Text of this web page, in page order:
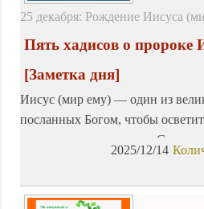
25 декабря: Рождение Иисуса
Пять хадисов о пророке
[Заметка дня]
Иисус (мир ему) — один из
посланных Богом, чтобы
века до прихода ислама.
значительное внимание жизни
ему), раскрывая подробности
существования. В его стихах
2025/12/14